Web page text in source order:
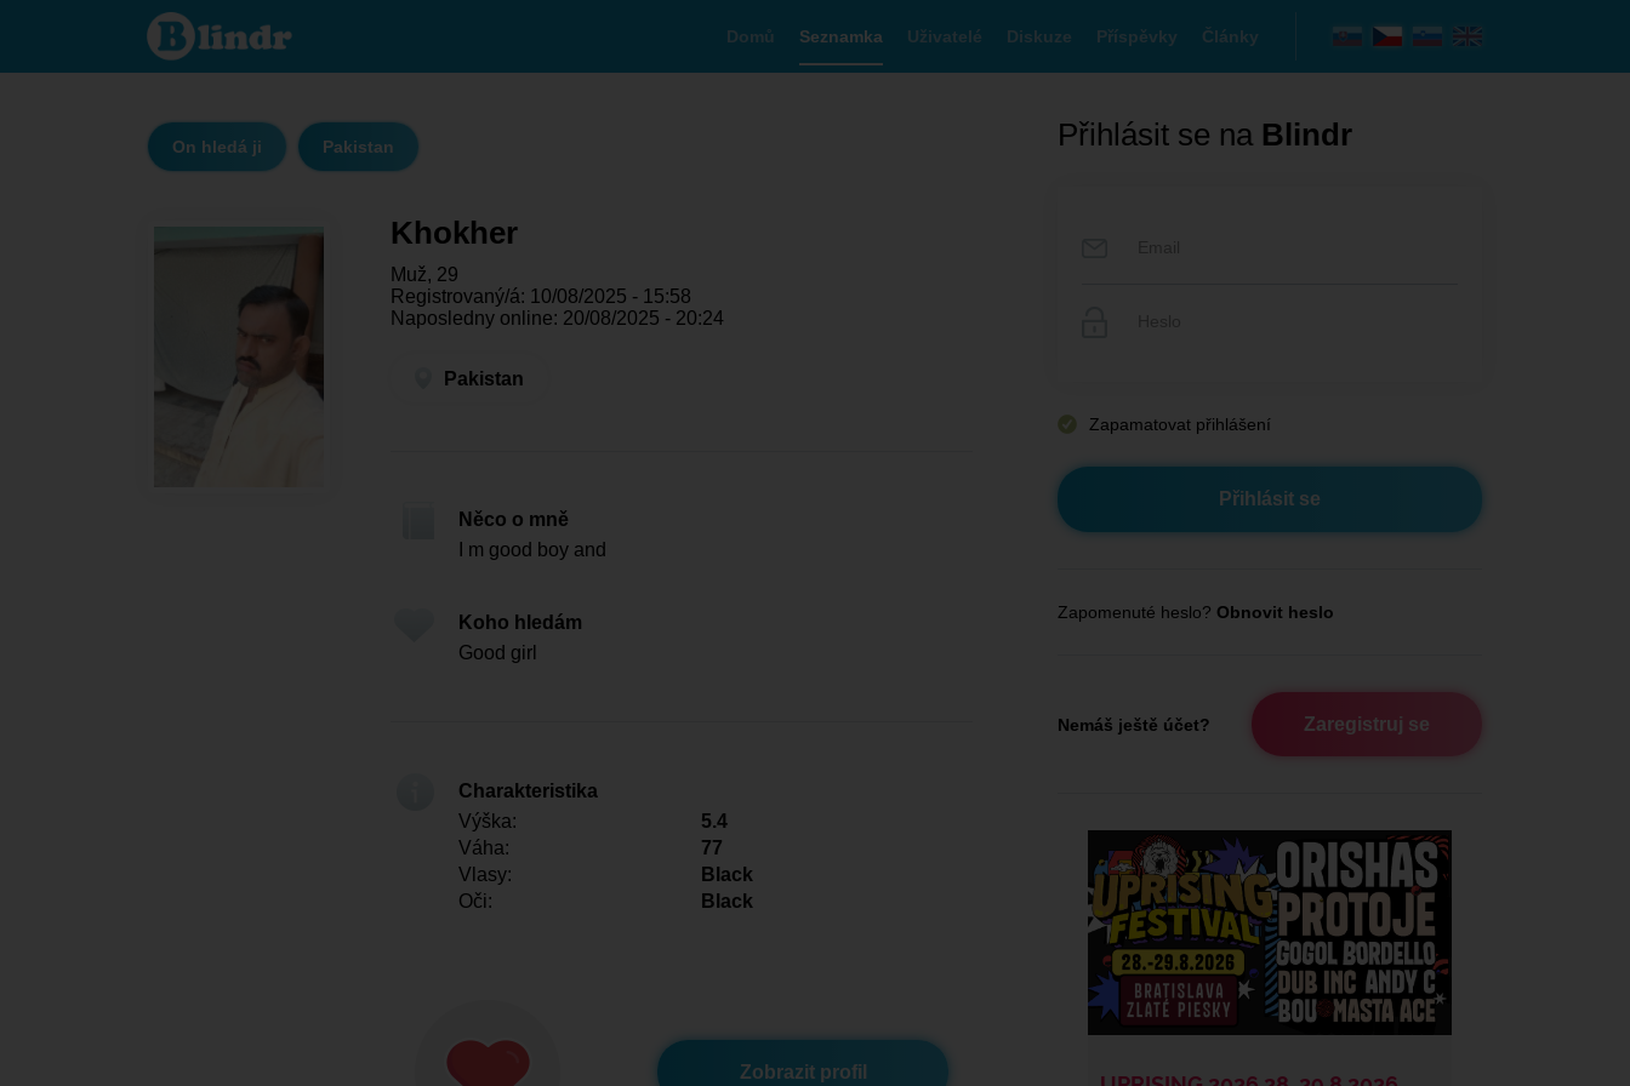
Khokher
- On
hledá ji
Domů Seznamka Uživatelé Diskuze Příspěvky Články
On hledá ji Pakistan
Khokher
Muž, 29
Registrovaný/á: 10/08/2025 - 15:58
Naposledny online: 20/08/2025 - 20:24
Pakistan
Něco o mně
I m good boy and
Koho hledám
Good girl
Charakteristika
Výška:
5.4
Váha:
77
Vlasy:
Black
Oči:
Black
Zobrazit profil
Přihlásit se na Blindr
Zapamatovat přihlášení
Zapomenuté heslo? Obnovit heslo
Nemáš ještě účet? Zaregistruj se